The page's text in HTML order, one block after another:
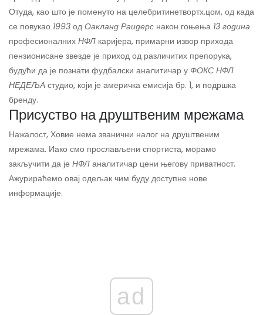
Отуда, као што је поменуто на целебритинетвортх.цом, од када
се повукао 1993 од Оакланд Раидерс након гоњења 13 година
професионалних НФЛ каријера, примарни извор прихода
пензионисане звезде је приход од различитих препорука,
будући да је познати фудбалски аналитичар у ФОКС НФЛ
НЕДЕЉА студио, који је америчка емисија бр. 1, и подршка
бренду.
Присуство на друштвеним мрежама
Нажалост, Ховие нема званични налог на друштвеним
мрежама. Иако смо прослављени спортиста, морамо
закључити да је НФЛ аналитичар цени његову приватност.
Ажурираћемо овај одељак чим буду доступне нове
информације.
ad